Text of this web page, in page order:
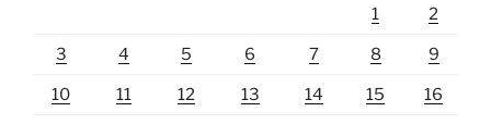
1 2
3 4 5 6 7 8 9
10 11 12 13 14 15 16